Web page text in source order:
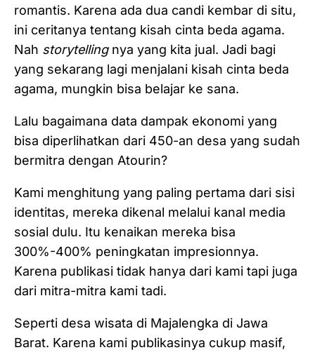
romantis. Karena ada dua candi kembar di situ,
ini ceritanya tentang kisah cinta beda agama.
Nah storytelling nya yang kita jual. Jadi bagi
yang sekarang lagi menjalani kisah cinta beda
agama, mungkin bisa belajar ke sana.
Lalu bagaimana data dampak ekonomi yang
bisa diperlihatkan dari 450-an desa yang sudah
bermitra dengan Atourin?
Kami menghitung yang paling pertama dari sisi
identitas, mereka dikenal melalui kanal media
sosial dulu. Itu kenaikan mereka bisa
300%-400% peningkatan impresionnya.
Karena publikasi tidak hanya dari kami tapi juga
dari mitra-mitra kami tadi.
Seperti desa wisata di Majalengka di Jawa
Barat. Karena kami publikasinya cukup masif,